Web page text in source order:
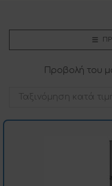
Προβολή του
Ταξινόμηση κατά